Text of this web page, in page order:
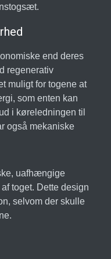
end deres
regenerativ
muligt for togene at
som enten kan
i køreledningen til
også mekaniske
uafhængige
toget. Dette design
selvom der skulle